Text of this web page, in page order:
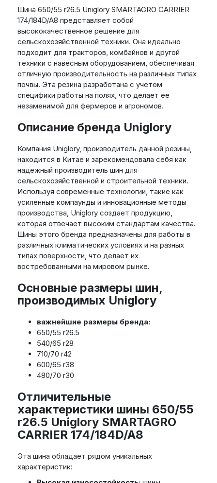
Шина 650/55 r26.5 Uniglory SMARTAGRO CARRIER
174/184D/A8 представляет собой
высококачественное решение для
сельскохозяйственной техники. Она идеально
подходит для тракторов, комбайнов и другой
техники с навесным оборудованием, обеспечивая
отличную производительность на различных типах
почвы. Эта резина разработана с учетом
специфики работы на полях, что делает ее
незаменимой для фермеров и агрономов.
Описание бренда Uniglory
Компания Uniglory, производитель данной резины,
находится в Китае и зарекомендовала себя как
надежный производитель шин для
сельскохозяйственной и строительной техники.
Используя современные технологии, такие как
усиленные компаунды и инновационные методы
производства, Uniglory создает продукцию,
которая отвечает высоким стандартам качества.
Шины этого бренда предназначены для работы в
различных климатических условиях и на разных
типах поверхности, что делает их
востребованными на мировом рынке.
Основные размеры шин,
производимых Uniglory
важнейшие размеры бренда:
650/55 r26.5
540/65 r28
710/70 r42
600/65 r38
480/70 r30
Отличительные
характеристики шины 650/55
r26.5 Uniglory SMARTAGRO
CARRIER 174/184D/A8
Эта шина обладает рядом уникальных
характеристик: